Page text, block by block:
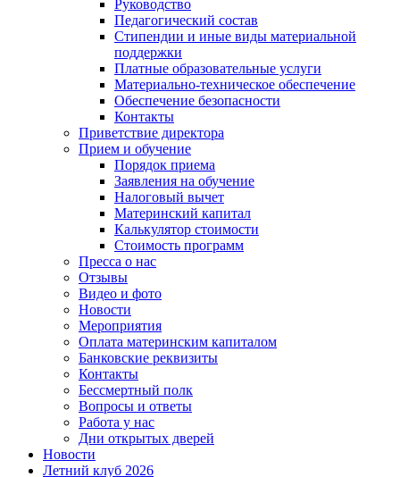
Руководство
Педагогический состав
Стипендии и иные виды материальной
поддержки
Платные образовательные услуги
Материально-техническое обеспечение
Обеспечение безопасности
Контакты
Приветствие директора
Прием и обучение
Порядок приема
Заявления на обучение
Налоговый вычет
Материнский капитал
Калькулятор стоимости
Стоимость программ
Пресса о нас
Отзывы
Видео и фото
Новости
Мероприятия
Оплата материнским капиталом
Банковские реквизиты
Контакты
Бессмертный полк
Вопросы и ответы
Работа у нас
Дни открытых дверей
Новости
Летний клуб 2026